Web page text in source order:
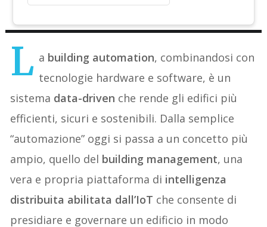
L a building automation, combinandosi con
tecnologie hardware e software, è un
sistema data-driven che rende gli edifici più
efficienti, sicuri e sostenibili. Dalla semplice
“automazione” oggi si passa a un concetto più
ampio, quello del building management, una
vera e propria piattaforma di intelligenza
distribuita abilitata dall’IoT che consente di
presidiare e governare un edificio in modo